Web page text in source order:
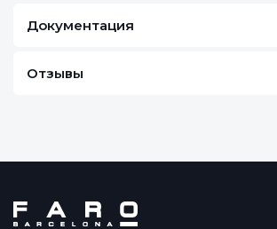
Документация
Отзывы